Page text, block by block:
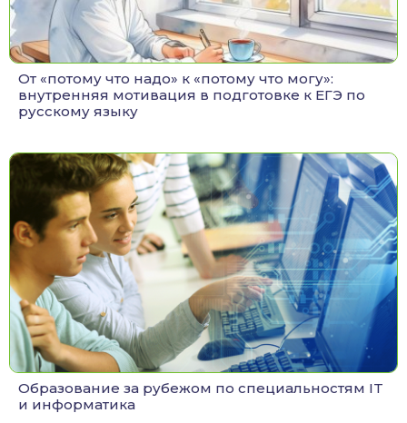
От «потому что надо» к «потому что могу»:
внутренняя мотивация в подготовке к ЕГЭ по
русскому языку
Образование за рубежом по специальностям IT
и информатика